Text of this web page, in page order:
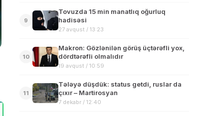
9
Tovuzda 15 min manatlıq oğurluq
hadisəsi
27 avqust / 13:23
10
Makron: Gözlənilən görüş üçtərəfli yox,
dördtərəfli olmalıdır
19 avqust / 10:59
11
Tələyə düşdük: status getdi, ruslar da
çıxır – Martirosyan
7 dekabr / 12:40